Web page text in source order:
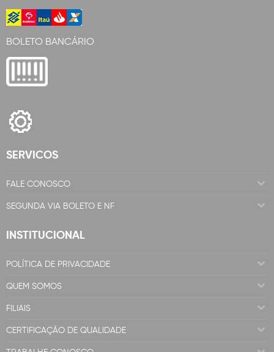
BOLETO BANCÁRIO
SERVICOS
FALE CONOSCO
SEGUNDA VIA BOLETO E NF
INSTITUCIONAL
POLÍTICA DE PRIVACIDADE
QUEM SOMOS
FILIAIS
CERTIFICAÇÃO DE QUALIDADE